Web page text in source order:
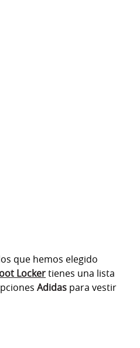
que hemos elegido
Lockertienes una lista
Adidas para vestir